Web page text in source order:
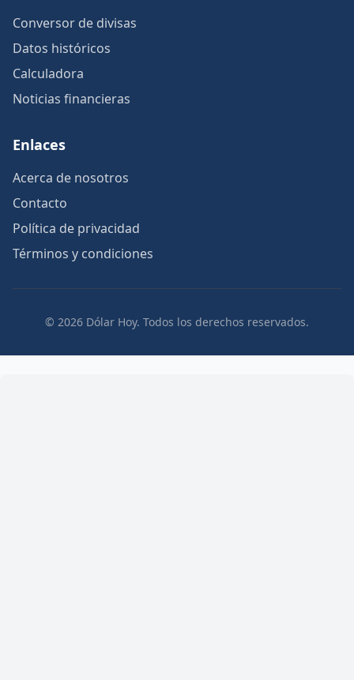
Conversor de divisas
Datos históricos
Calculadora
Noticias financieras
Enlaces
Acerca de nosotros
Contacto
Política de privacidad
Términos y condiciones
© 2026 Dólar Hoy. Todos los derechos reservados.